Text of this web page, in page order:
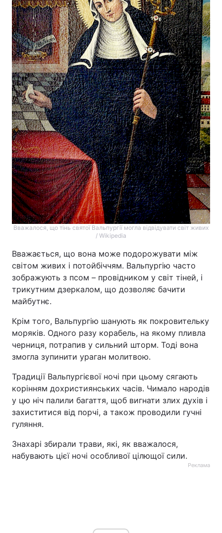
Вважалося, що тінь святої Вальпургії могла відвідувати світ живих
/ Wikipedia
Вважається, що вона може подорожувати між
світом живих і потойбіччям. Вальпургію часто
зображують з псом – провідником у світ тіней, і
трикутним дзеркалом, що дозволяє бачити
майбутнє.
Крім того, Вальпургію шанують як покровительку
моряків. Одного разу корабель, на якому пливла
черниця, потрапив у сильний шторм. Тоді вона
змогла зупинити ураган молитвою.
Традиції Вальпургієвої ночі при цьому сягають
корінням дохристиянських часів. Чимало народів
у цю ніч палили багаття, щоб вигнати злих духів і
захиститися від порчі, а також проводили гучні
гуляння.
Знахарі збирали трави, які, як вважалося,
набувають цієї ночі особливої цілющої сили.
Реклама